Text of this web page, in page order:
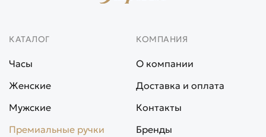
КАТАЛОГ
Часы
Женские
Мужские
Премиальные ручки
КОМПАНИЯ
О компании
Доставка и оплата
Контакты
Бренды